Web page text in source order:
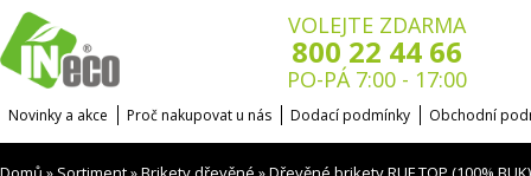
VOLEJTE ZDARMA
800 22 44 66
PO-PÁ 7:00 - 17:00
Novinky a akce Proč nakupovat u nás Dodací podmínky Obchodní